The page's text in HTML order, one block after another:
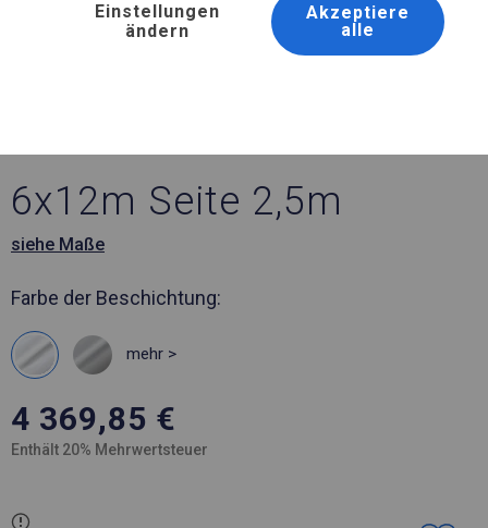
6x12m Seite 2,5m
siehe Maße
Farbe der Beschichtung:
mehr >
4 369,85 €
Enthält 20% Mehrwertsteuer
Einstellungen
ändern
Akzeptiere
alle